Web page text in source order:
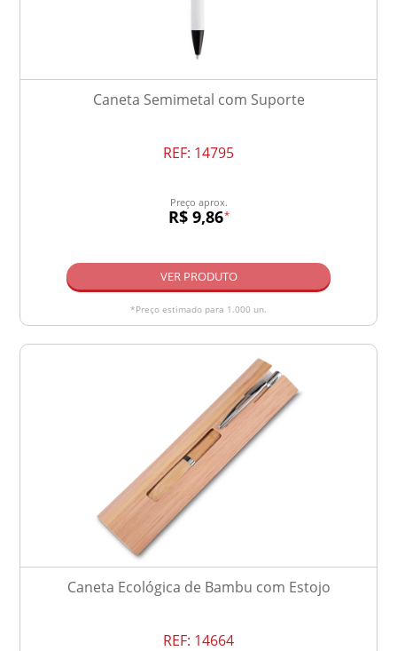
Caneta Semimetal com Suporte
REF: 14795
Preço aprox.
R$ 9,86*
VER PRODUTO
*Preço estimado para 1.000 un.
Caneta Ecológica de Bambu com Estojo
REF: 14664